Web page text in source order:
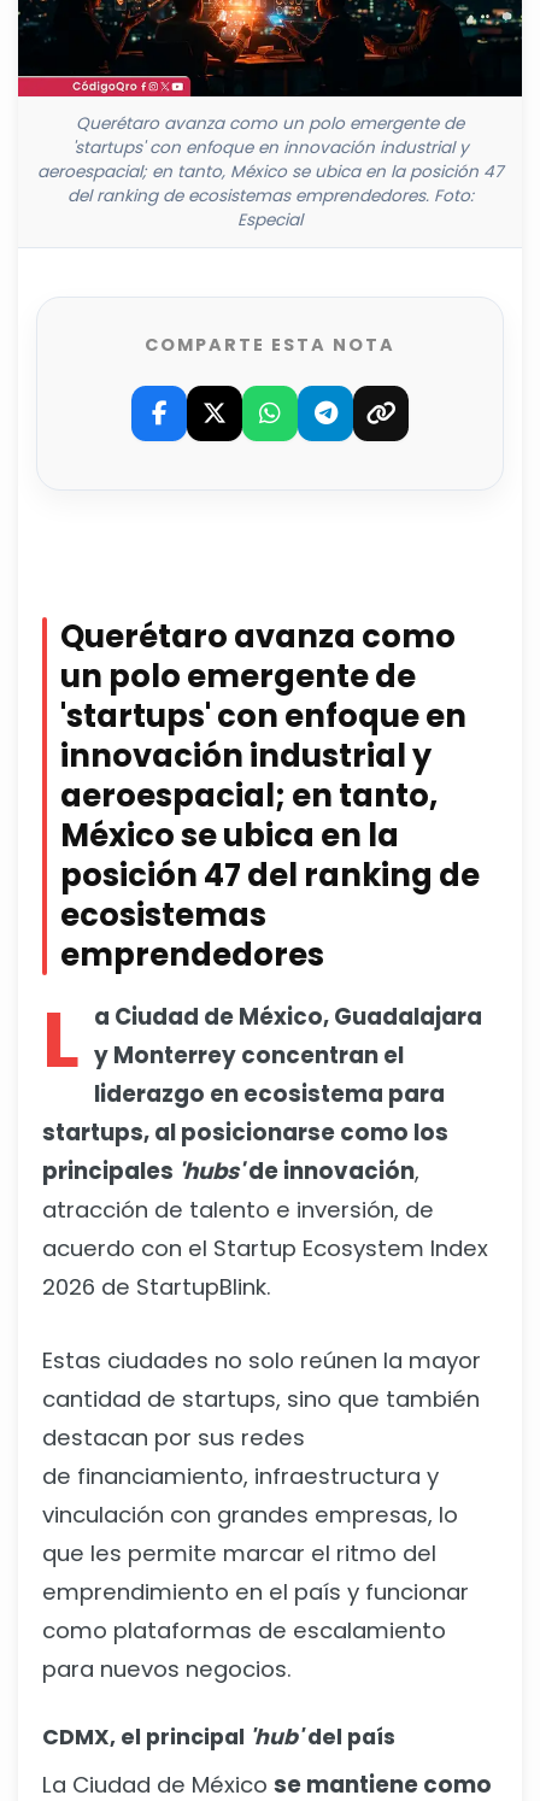
Querétaro avanza como un polo emergente de
'startups' con enfoque en innovación industrial y
aeroespacial; en tanto, México se ubica en la posición 47
del ranking de ecosistemas emprendedores. Foto:
Especial
COMPARTE ESTA NOTA
Querétaro avanza como
un polo emergente de
'startups'con enfoque en
innovación industrial y
aeroespacial; en tanto,
México se ubica en la
posición 47 del ranking de
ecosistemas
emprendedores
L a Ciudad de México, Guadalajara
y Monterrey concentran el
liderazgo en ecosistema para
startups, al posicionarse como los
principales 'hubs'de innovación,
atracción de talento e inversión, de
acuerdo con el Startup Ecosystem Index
2026 de StartupBlink.
Estas ciudades no solo reúnen la mayor
cantidad de startups, sino que también
destacan por sus redes
de financiamiento, infraestructura y
vinculación con grandes empresas, lo
que les permite marcar el ritmo del
emprendimiento en el país y funcionar
como plataformas de escalamiento
para nuevos negocios.
CDMX, el principal 'hub'del país
La Ciudad de México se mantiene como